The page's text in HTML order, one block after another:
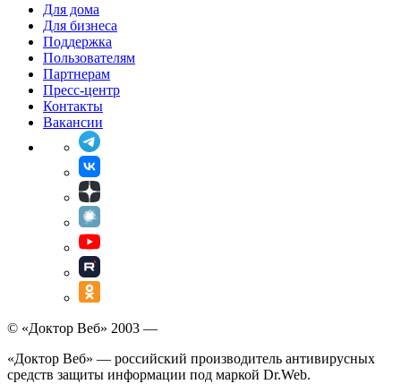
Для дома
Для бизнеса
Поддержка
Пользователям
Партнерам
Пресс-центр
Контакты
Вакансии
© «Доктор Веб» 2003 —
«Доктор Веб» — российский производитель антивирусных
средств защиты информации под маркой Dr.Web.